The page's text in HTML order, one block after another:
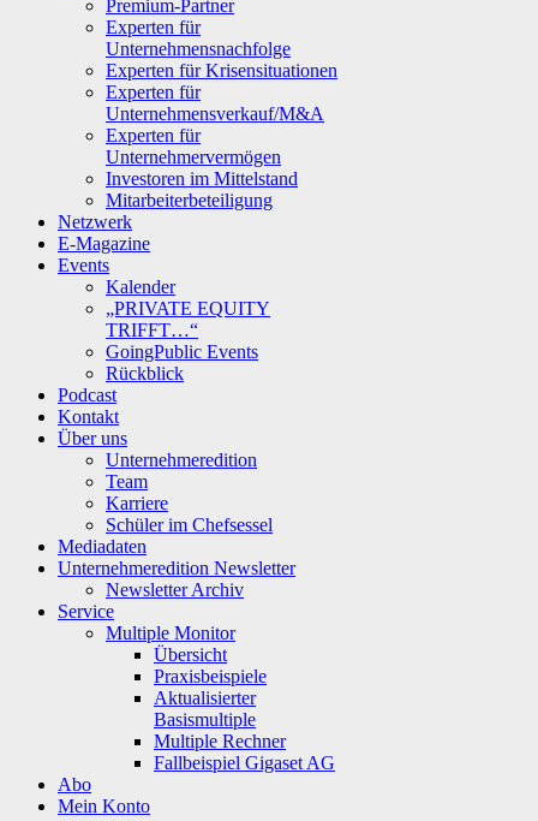
Premium-Partner
Experten für
Unternehmensnachfolge
Experten für Krisensituationen
Experten für
Unternehmensverkauf/M&A
Experten für
Unternehmervermögen
Investoren im Mittelstand
Mitarbeiterbeteiligung
Netzwerk
E-Magazine
Events
Kalender
„PRIVATE EQUITY
TRIFFT…“
GoingPublic Events
Rückblick
Podcast
Kontakt
Über uns
Unternehmeredition
Team
Karriere
Schüler im Chefsessel
Mediadaten
Unternehmeredition Newsletter
Newsletter Archiv
Service
Multiple Monitor
Übersicht
Praxisbeispiele
Aktualisierter
Basismultiple
Multiple Rechner
Fallbeispiel Gigaset AG
Abo
Mein Konto